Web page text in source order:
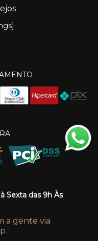
Sexta das 9h Às
a gente via